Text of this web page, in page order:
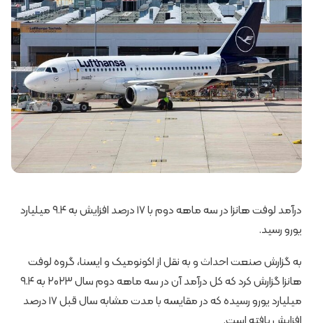
درآمد لوفت هانزا در سه ماهه دوم با ۱۷ درصد افزایش به ۹.۴ میلیارد
یورو رسید.
به گزارش صنعت احداث و به نقل از اکونومیک و ایسنا، گروه لوفت
هانزا گزارش کرد که کل درآمد آن در سه ماهه دوم سال ۲۰۲۳ به ۹.۴
میلیارد یورو رسیده که در مقایسه با مدت مشابه سال قبل ۱۷ درصد